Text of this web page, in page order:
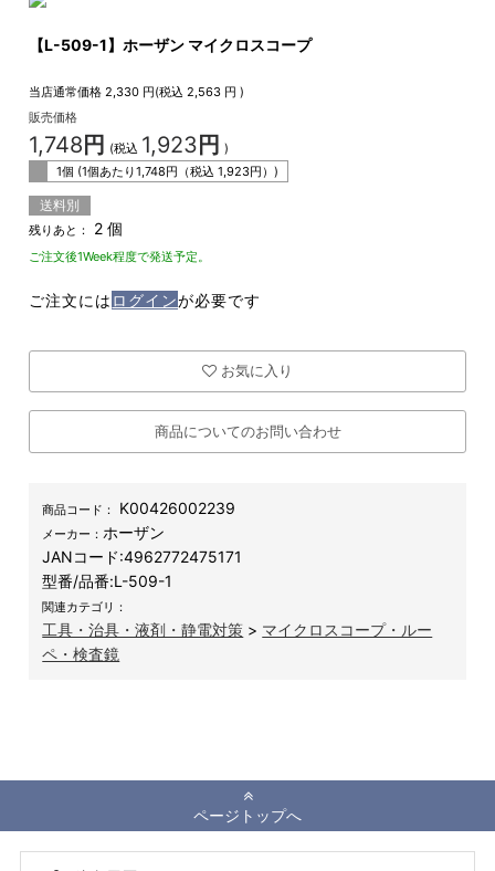
【L-509-1】ホーザン マイクロスコープ
当店通常価格 2,330 円(税込 2,563 円 )
販売価格
1,748 円 (税込 1,923 円 )
1個 (1個あたり1,748円（税込1,923円）)
送料別
残りあと： 2 個
ご注文後1Week程度で発送予定。
ご注文には ログインが必要です
お気に入り
商品についてのお問い合わせ
商品コード： K00426002239
メーカー：ホーザン
JANコード:4962772475171
型番/品番:L-509-1
関連カテゴリ：
工具・治具・液剤・静電対策 > マイクロスコープ・ルー
ペ・検査鏡
ページトップへ